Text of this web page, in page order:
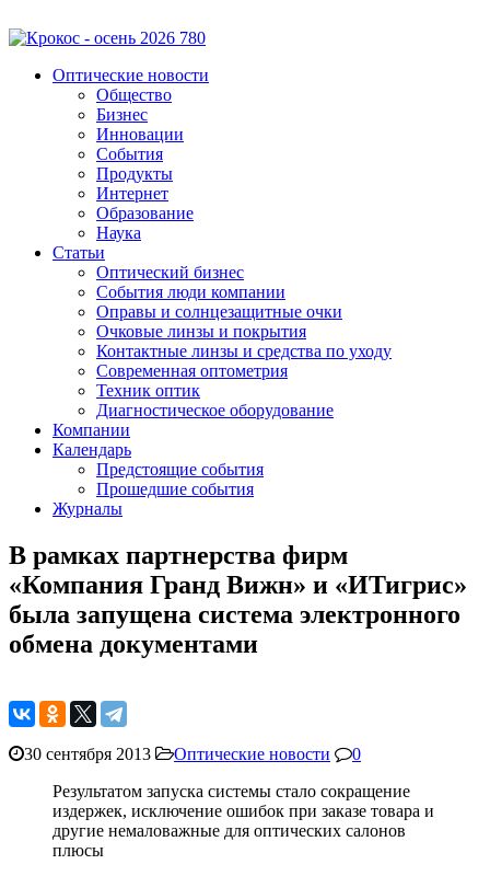
Оптические новости
Общество
Бизнес
Инновации
События
Продукты
Интернет
Образование
Наука
Статьи
Оптический бизнес
События люди компании
Оправы и солнцезащитные очки
Очковые линзы и покрытия
Контактные линзы и средства по уходу
Современная оптометрия
Техник оптик
Диагностическое оборудование
Компании
Календарь
Предстоящие события
Прошедшие события
Журналы
В рамках партнерства фирм
«Компания Гранд Вижн» и «ИТигрис»
была запущена система электронного
обмена документами
30 сентября 2013 Оптические новости
0
Результатом запуска системы стало сокращение
издержек, исключение ошибок при заказе товара и
другие немаловажные для оптических салонов
плюсы